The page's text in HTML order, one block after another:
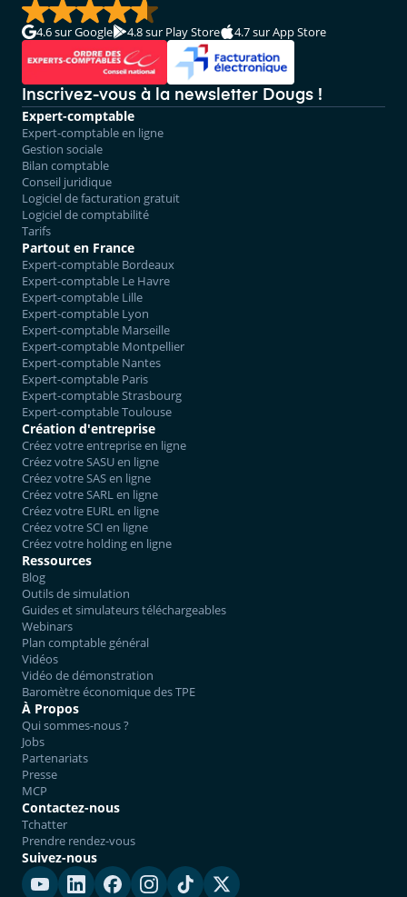
4.6sur Google 4.8sur Play Store 4.7sur App Store
Inscrivez-vous à la newsletter Dougs !
Expert-comptable
Expert-comptable en ligne
Gestion sociale
Bilan comptable
Conseil juridique
Logiciel de facturation gratuit
Logiciel de comptabilité
Tarifs
Partout en France
Expert-comptable Bordeaux
Expert-comptable Le Havre
Expert-comptable Lille
Expert-comptable Lyon
Expert-comptable Marseille
Expert-comptable Montpellier
Expert-comptable Nantes
Expert-comptable Paris
Expert-comptable Strasbourg
Expert-comptable Toulouse
Création d'entreprise
Créez votre entreprise en ligne
Créez votre SASU en ligne
Créez votre SAS en ligne
Créez votre SARL en ligne
Créez votre EURL en ligne
Créez votre SCI en ligne
Créez votre holding en ligne
Ressources
Blog
Outils de simulation
Guides et simulateurs téléchargeables
Webinars
Plan comptable général
Vidéos
Vidéo de démonstration
Baromètre économique des TPE
À Propos
Qui sommes-nous ?
Jobs
Partenariats
Presse
MCP
Contactez-nous
Tchatter
Prendre rendez-vous
Suivez-nous